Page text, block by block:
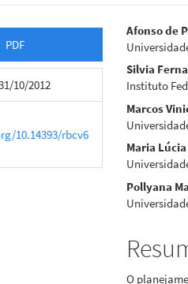
PDF
10/2012
10.14393/rbcv6
do
artigo
Afonso de
Silvia
Instituto
Marcos
Maria
Pollyana
O